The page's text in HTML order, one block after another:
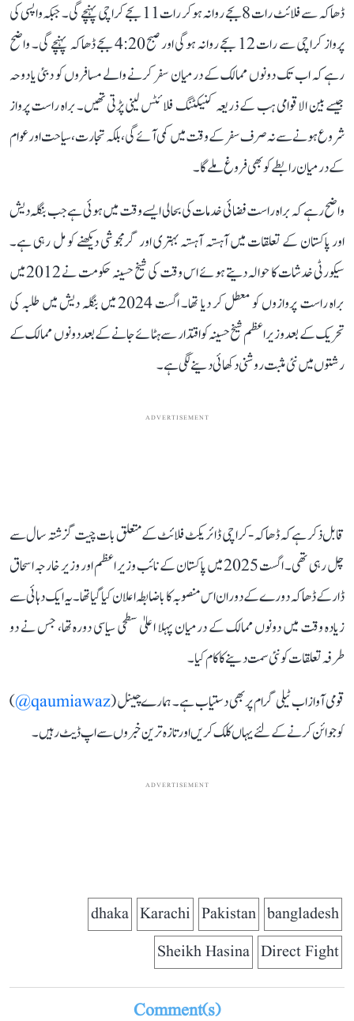
ڈھاکہ سے فلائٹ رات 8 بجے روانہ ہو کر رات 11 بجے کراچی پہنچے گی۔ جبکہ واپسی کی
پرواز کراچی سے رات 12 بجے روانہ ہوگی اور صبح 4:20 بجے ڈھاکہ پہنچے گی۔ واضح
رہے کہ اب تک دونوں ممالک کے درمیان سفر کرنے والے مسافروں کو دبئی یا دوحہ
جیسے بین الاقوامی ہب کے ذریعہ کنیکٹنگ فلائٹس لینی پڑتی تھیں۔ براہ راست پرواز
شروع ہونے سے نہ صرف سفر کے وقت میں کمی آئے گی، بلکہ تجارت، سیاحت اور عوام
کے درمیان رابطے کو بھی فروغ ملے گا۔
واضح رہے کہ براہ راست فضائی خدمات کی بحالی ایسے وقت میں ہوئی ہے جب بنگلہ دیش
اور پاکستان کے تعلقات میں آہستہ آہستہ بہتری اور گرمجوشی دیکھنے کو مل رہی ہے۔
سیکورٹی خدشات کا حوالہ دیتے ہوئے اس وقت کی شیخ حسینہ حکومت نے 2012 میں
براہ راست پروازوں کو معطل کر دیا تھا۔ اگست 2024 میں بنگلہ دیش میں طلبہ کی
تحریک کے بعد وزیر اعظم شیخ حسینہ کو اقتدار سے ہٹائے جانے کے بعد دونوں ممالک کے
رشتوں میں نئی مثبت روشنی دکھائی دینے لگی ہے۔
ADVERTISEMENT
قابل ذکر ہے کہ ڈھاکہ-کراچی ڈائریکٹ فلائٹ کے متعلق بات چیت گزشتہ سال سے
چل رہی تھی۔ اگست 2025 میں پاکستان کے نائب وزیر اعظم اور وزیر خارجہ اسحاق
ڈار کے ڈھاکہ دورے کے دوران اس منصوبہ کا باضابطہ اعلان کیا گیا تھا۔ یہ ایک دہائی سے
زیادہ وقت میں دونوں ممالک کے درمیان پہلا اعلیٰ سطحی سیاسی دورہ تھا، جس نے دو
طرفہ تعلقات کو نئی سمت دینے کا کام کیا۔
قومی آواز اب ٹیلی گرام پر بھی دستیاب ہے۔ ہمارے چینل (qaumiawaz@
)
کو جوائن کرنے کے لئے یہاں کلک کریں اور تازہ ترین خبروں سے اپ ڈیٹ رہیں۔
ADVERTISEMENT
bangladesh
Pakistan
Karachi
dhaka
Direct Fight
Sheikh Hasina
Comment(s)